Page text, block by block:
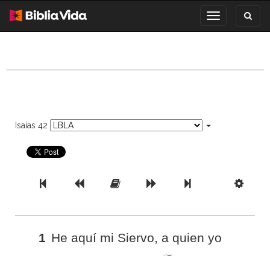
Toggle
navigation
Isaías 42
Previous BookPrevious Chapter
Read the Full Chapter
Next Chapter
Next Book
1 He aquí mi Siervo, a quien yo